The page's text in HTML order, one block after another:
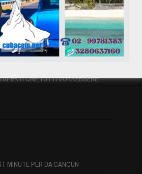
CUBA
APERTI CHE TUTTI VORREBBERE
MINUTE PER DA CANCUN